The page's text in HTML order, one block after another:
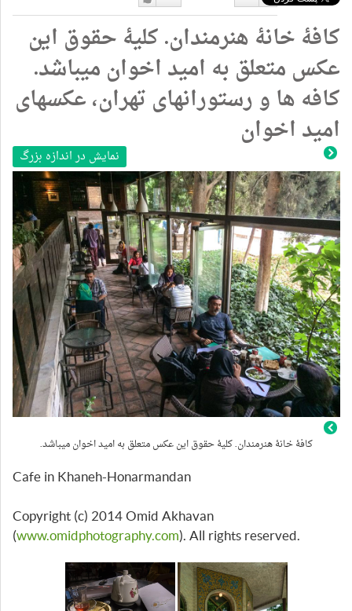
دوست
دارم
دوست
نداشتن
کافۀ خانۀ هنرمندان. کلیۀ حقوق این
عکس متعلق به امید اخوان میباشد.
کافه ها و رستورانهای تهران، عکسهای
امید اخوان
نمایش در اندازه بزرگ
کافۀ خانۀ هنرمندان. کلیۀ حقوق این عکس متعلق به امید اخوان میباشد.
Cafe in Khaneh-Honarmandan
Copyright (c) 2014 Omid Akhavan
(www.omidphotography.com). All rights reserved.